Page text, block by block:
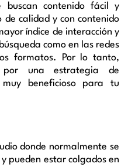
buscan contenido fácil y
calidad y con contenido
índice de interacción y
como en las redes
formatos. Por lo tanto,
una estrategia de
beneficioso para tu
donde normalmente se
pueden estar colgados en